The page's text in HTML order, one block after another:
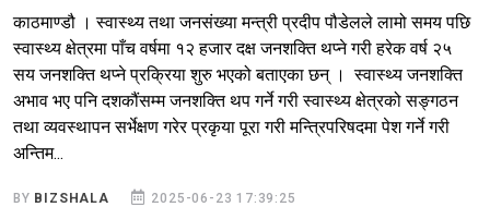
काठमाण्डौ । स्वास्थ्य तथा जनसंख्या मन्त्री प्रदीप पौडेलले लामो समय पछि
स्वास्थ्य क्षेत्रमा पाँच वर्षमा १२ हजार दक्ष जनशक्ति थप्ने गरी हरेक वर्ष २५
सय जनशक्ति थप्ने प्रक्रिया शुरु भएको बताएका छन् । स्वास्थ्य जनशक्ति
अभाव भए पनि दशकौंसम्म जनशक्ति थप गर्ने गरी स्वास्थ्य क्षेत्रको सङ्गठन
तथा व्यवस्थापन सर्भेक्षण गरेर प्रकृया पूरा गरी मन्त्रिपरिषदमा पेश गर्ने गरी
अन्तिम...
BY BIZSHALA 2025-06-23 17:39:25